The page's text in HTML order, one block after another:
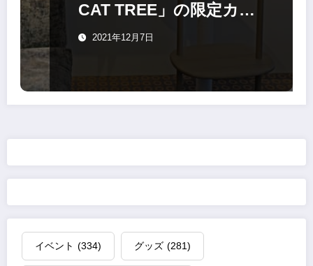
CAT TREE」の限定カラ
ー2021年12月7日
イベント (334) グッズ (281)